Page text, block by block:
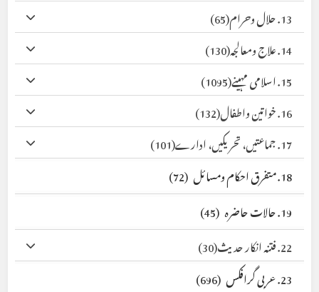
13. حلال وحرام
(65)
14. علاج ومعالجہ
(130)
15. اسلامی مہینے
(1095)
16. خواتین واطفال
(132)
17. جماعتیں، تحریکیں، ادارے
(101)
18. متفرق احکام ومسائل
(72)
19. حالات حاضرہ
(45)
22. فتنہ انکار حدیث
(30)
23. عربی گرافکس
(696)